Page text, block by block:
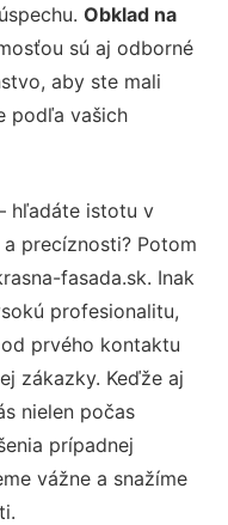
Obklad na
sú aj odborné
aby ste mali
podľa vašich
hľadáte istotu v
precíznosti? Potom
fasada.sk. Inak
profesionalitu,
prvého kontaktu
zákazky. Keďže aj
nielen počas
prípadnej
vážne a snažíme